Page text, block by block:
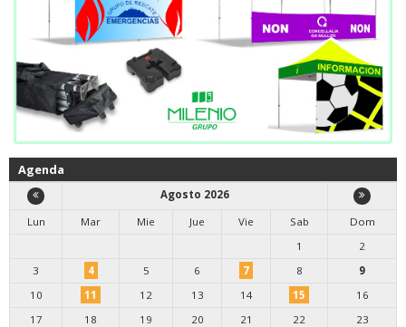
Agenda
Agosto 2026
Lun
Mar Mie Jue Vie Sab
Dom
1
2
3
4 5 6 7 8
9
10
11 12 13 14 15
16
17
18 19 20 21 22 23